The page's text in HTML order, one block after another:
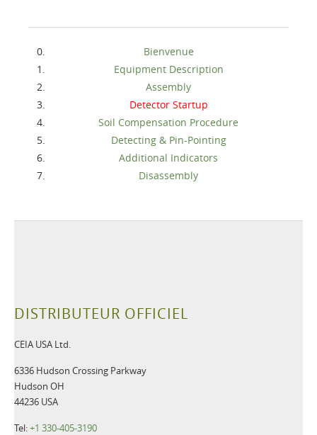
Bienvenue
Equipment Description
Assembly
Detector Startup
Soil Compensation Procedure
Detecting & Pin-Pointing
Additional Indicators
Disassembly
DISTRIBUTEUR OFFICIEL
CEIA USA Ltd.
6336 Hudson Crossing Parkway
Hudson OH
44236 USA
Tel:+1 330-405-3190